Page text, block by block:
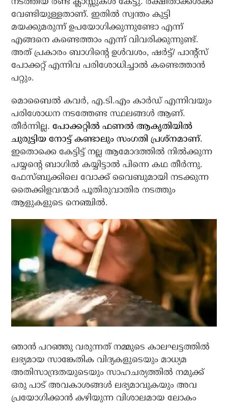
വേണ്ടിയുള്ളതാണ്. ഇതിൽ സ്വന്തം കുട്ടി
മയക്കുമരുന്ന് ഉപയോഗിക്കുന്നുണ്ടോ എന്ന്
എങ്ങനെ കണ്ടെത്താം എന്ന് വിവരിക്കുന്നുണ്ട്.
അത് പ്രകാരം ബാഗിന്റെ ഉൾവശം, ഷർട്ട്/ പാന്റ്‌സ്
പോക്കറ്റ് എന്നിവ പരിശോധിച്ചാൽ കണ്ടെത്താൻ
പറ്റും.
മൊബൈൽ കവർ, എ.ടി.എം കാർഡ് എന്നിവയും
പരിശോധന നടത്തേണ്ട സ്ഥലങ്ങൾ ആണ്.
തീർന്നില്ല.പോക്കറ്റിൽ ഫണൽ ആകൃതിയിൽ
ചുരുട്ടിയ നോട്ട് കണ്ടാലും സംഗതി പ്രശ്നമാണ്.
ഇതൊക്കെ കേട്ടിട്ട് നല്ല ആമോദത്തിൽ നിൽക്കുന്ന
പയ്യന്റെ ബാഗിൽ കയ്യിട്ടാൽ പിന്നെ കഥ തീർന്നു.
ഫേസ്‌ബുക്കിലെ വോക്ക് വൈബുമായി നടക്കുന്ന
തൈക്കിളവന്മാർ പൂതിരുവാതിര നടത്തും
ആളുകളുടെ നെഞ്ചിൽ.
ഞാൻ പറഞ്ഞു വരുന്നത് നമ്മുടെ കാലഘട്ടത്തിൽ
ലഭ്യമായ സാങ്കേതിക വിദ്യകളുടെയും മാധ്യമ
അതിസാന്ദ്രതയുടെയും സാഹചര്യത്തിൽ നമുക്ക്
ഒരു പാട് അവകാശങ്ങൾ ലഭ്യമാവുകയും അവ
പ്രയോഗിക്കാൻ കഴിയുന്ന വിശാലമായ ലോകം